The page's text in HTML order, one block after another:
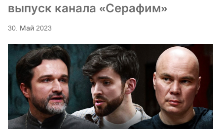
выпуск канала «Серафим»
30. Май 2023